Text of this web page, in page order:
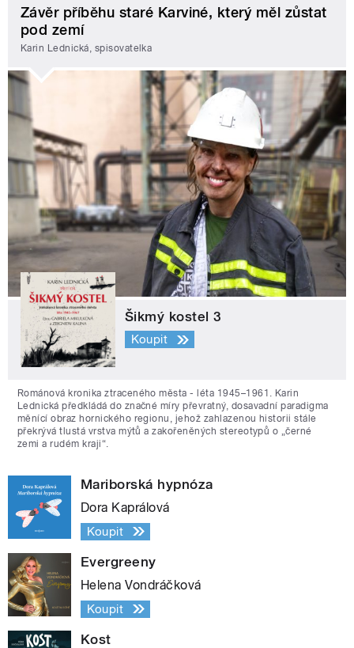
Závěr příběhu staré Karviné, který měl zůstat
pod zemí
Karin Lednická, spisovatelka
Šikmý kostel 3
Koupit
Románová kronika ztraceného města - léta 1945–1961. Karin
Lednická předkládá do značné míry převratný, dosavadní paradigma
měnící obraz hornického regionu, jehož zahlazenou historii stále
překrývá tlustá vrstva mýtů a zakořeněných stereotypů o „černé
zemi a rudém kraji“.
Mariborská hypnóza
Dora Kaprálová
Koupit
Evergreeny
Helena Vondráčková
Koupit
Kost